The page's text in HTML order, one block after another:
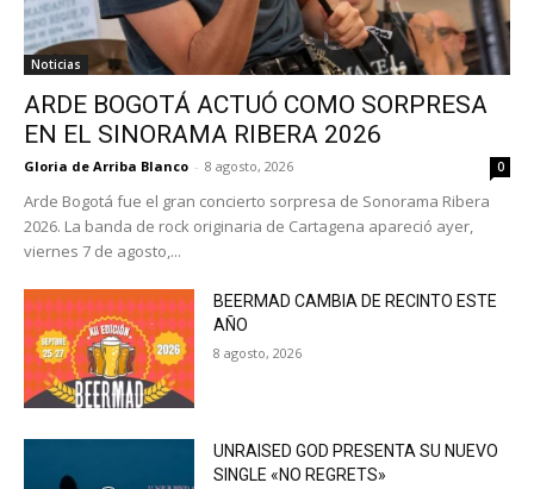
Noticias
ARDE BOGOTÁ ACTUÓ COMO SORPRESA
EN EL SINORAMA RIBERA 2026
Gloria de Arriba Blanco - 8 agosto, 2026 0
Arde Bogotá fue el gran concierto sorpresa de Sonorama Ribera
2026. La banda de rock originaria de Cartagena apareció ayer,
viernes 7 de agosto,...
BEERMAD CAMBIA DE RECINTO ESTE
AÑO
8 agosto, 2026
UNRAISED GOD PRESENTA SU NUEVO
SINGLE «NO REGRETS»